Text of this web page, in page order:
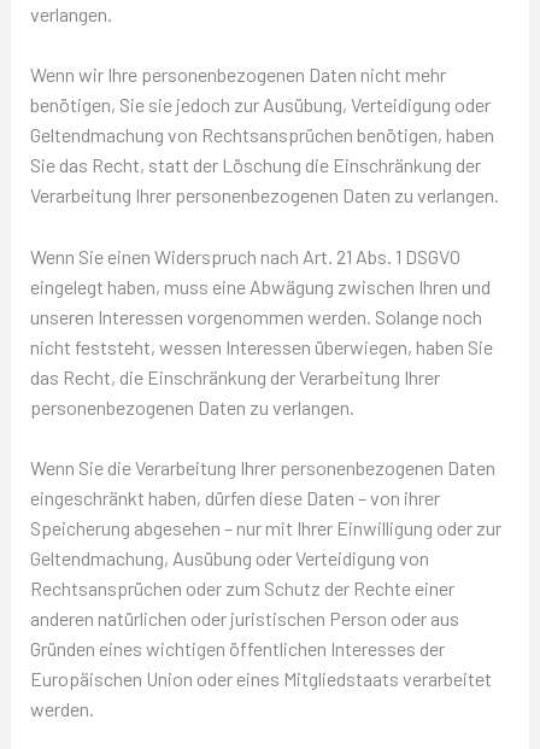
verlangen.
Wenn wir Ihre personenbezogenen Daten nicht mehr
benötigen, Sie sie jedoch zur Ausübung, Verteidigung oder
Geltendmachung von Rechtsansprüchen benötigen, haben
Sie das Recht, statt der Löschung die Einschränkung der
Verarbeitung Ihrer personenbezogenen Daten zu verlangen.
Wenn Sie einen Widerspruch nach Art. 21 Abs. 1 DSGVO
eingelegt haben, muss eine Abwägung zwischen Ihren und
unseren Interessen vorgenommen werden. Solange noch
nicht feststeht, wessen Interessen überwiegen, haben Sie
das Recht, die Einschränkung der Verarbeitung Ihrer
personenbezogenen Daten zu verlangen.
Wenn Sie die Verarbeitung Ihrer personenbezogenen Daten
eingeschränkt haben, dürfen diese Daten – von ihrer
Speicherung abgesehen – nur mit Ihrer Einwilligung oder zur
Geltendmachung, Ausübung oder Verteidigung von
Rechtsansprüchen oder zum Schutz der Rechte einer
anderen natürlichen oder juristischen Person oder aus
Gründen eines wichtigen öffentlichen Interesses der
Europäischen Union oder eines Mitgliedstaats verarbeitet
werden.